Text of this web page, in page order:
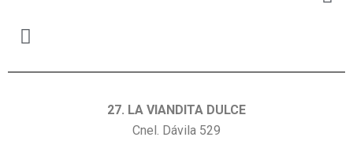
27. LA VIANDITA DULCE
Cnel. Dávila 529